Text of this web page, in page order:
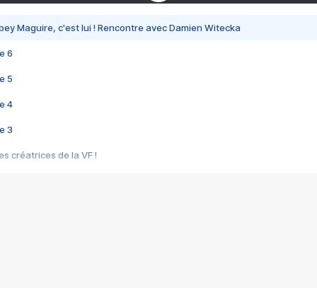
Maguire, c'est lui ! Rencontre avec Damien Witecka
6
5
4
3
créatrices de la VF !